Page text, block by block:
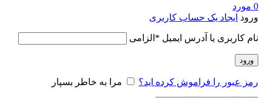
0 مورد
ورود ایجاد یک حساب کاربری
نام کاربری یا آدرس ایمیل * الزامی
ورود
رمز عبور را فراموش کرده اید؟ مرا به خاطر بسپار